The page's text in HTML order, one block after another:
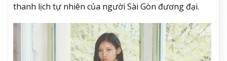
thanh lịch tự nhiên của người Sài Gòn đương đại.